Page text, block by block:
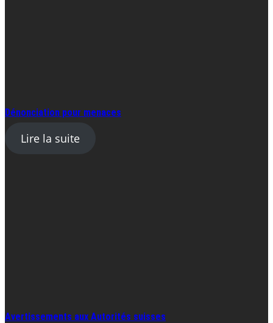
Dénonciation pour menaces
Lire la suite
Avertissements aux Autorités suisses